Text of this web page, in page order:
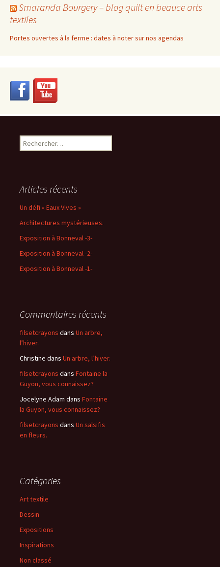
Smaranda Bourgery – blog quilt en beauce arts
textiles
Portes ouvertes à la ferme : dates à noter sur nos agendas
Rechercher :
Articles récents
Un défi « Eaux Vives »
Architectures mystérieuses.
Exposition à Bonneval -3-
Exposition à Bonneval -2-
Exposition à Bonneval -1-
Commentaires récents
filsetcrayons dans Un arbre,
l’hiver.
Christine dans Un arbre, l’hiver.
filsetcrayons dans Fontaine la
Guyon, vous connaissez?
Jocelyne Adam dans Fontaine
la Guyon, vous connaissez?
filsetcrayons dans Un salsifis
en fleurs.
Catégories
Art textile
Dessin
Expositions
Inspirations
Non classé